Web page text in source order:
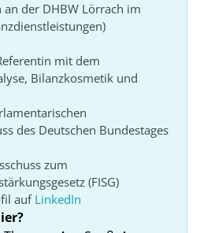
der DHBW Lörrach im
mit dem
Bilanzkosmetik und
des Deutschen Bundestages
zum
(FISG)
auf LinkedIn